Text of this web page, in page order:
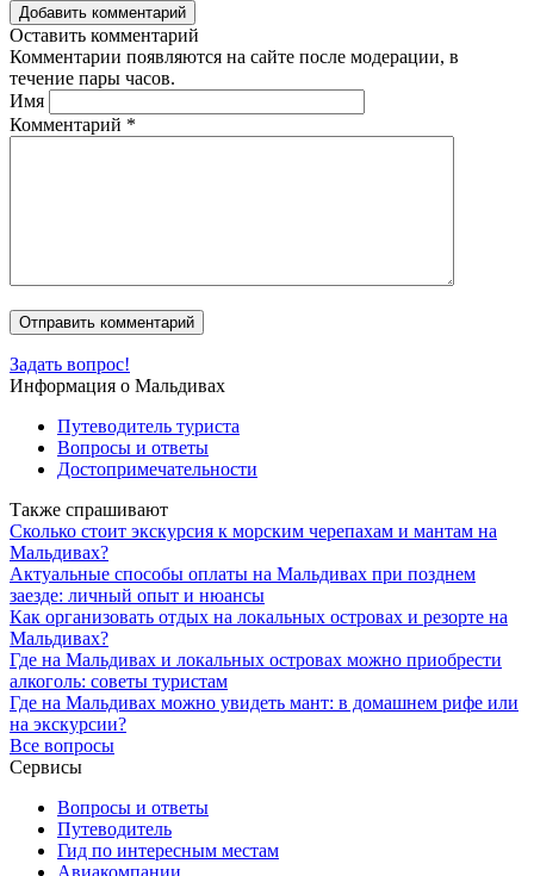
Добавить комментарий
Оставить комментарий
Комментарии появляются на сайте после модерации, в
течение пары часов.
Имя
Комментарий *
Задать вопрос!
Информация о Мальдивах
Путеводитель туриста
Вопросы и ответы
Достопримечательности
Также спрашивают
Сколько стоит экскурсия к морским черепахам и мантам на
Мальдивах?
Актуальные способы оплаты на Мальдивах при позднем
заезде: личный опыт и нюансы
Как организовать отдых на локальных островах и резорте на
Мальдивах?
Где на Мальдивах и локальных островах можно приобрести
алкоголь: советы туристам
Где на Мальдивах можно увидеть мант: в домашнем рифе или
на экскурсии?
Все вопросы
Сервисы
Вопросы и ответы
Путеводитель
Гид по интересным местам
Авиакомпании